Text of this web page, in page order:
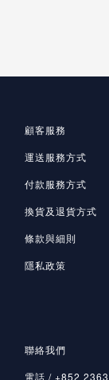
顧客服務
運送服務方式
付款服務方式
換貨及退貨方式
條款與細則
隱私政策
聯絡我們
電話 / +852